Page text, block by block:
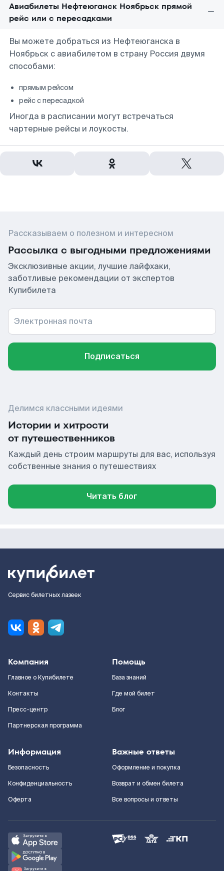
Авиабилеты Нефтеюганск Ноябрьск прямой
рейс или с пересадками
Вы можете добраться из Нефтеюганска в
Ноябрьск с авиабилетом в страну Россия двумя
способами:
прямым рейсом
рейс с пересадкой
Иногда в расписании могут встречаться
чартерные рейсы и лоукосты.
Рассказываем о полезном и интересном
Рассылка с выгодными предложениями
Эксклюзивные акции, лучшие лайфхаки,
заботливые рекомендации от экспертов
Купибилета
Электронная почта
Подписаться
Делимся классными идеями
Истории и хитрости
от путешественников
Каждый день строим маршруты для вас, используя
собственные знания о путешествиях
Читать блог
Сервис билетных лазеек
Компания
Главное о Купибилете
Контакты
Пресс-центр
Партнерская программа
Помощь
База знаний
Где мой билет
Блог
Информация
Безопасность
Конфиденциальность
Оферта
Важные ответы
Оформление и покупка
Возврат и обмен билета
Все вопросы и ответы